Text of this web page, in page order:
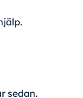
sedan.